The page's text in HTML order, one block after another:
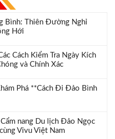
Bình: Thiên Đường Nghỉ
Hới
Cách Kiểm Tra Ngày Kích
và Chính Xác
Phá **Cách Đi Đảo Bình
nang Du lịch Đảo Ngọc
Vivu Việt Nam